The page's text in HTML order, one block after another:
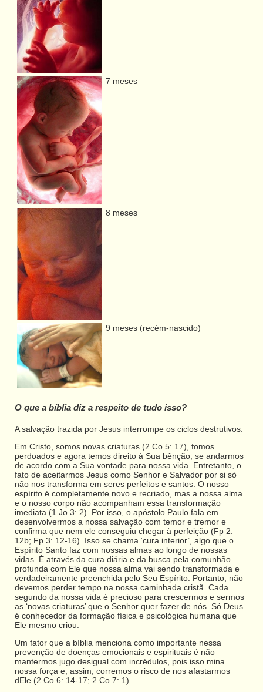
7 meses
8 meses
9 meses (recém-nascido)
O que a bíblia diz a respeito de tudo isso?
A salvação trazida por Jesus interrompe os ciclos destrutivos.
Em Cristo, somos novas criaturas (2 Co 5: 17), fomos
perdoados e agora temos direito à Sua bênção, se andarmos
de acordo com a Sua vontade para nossa vida. Entretanto, o
fato de aceitarmos Jesus como Senhor e Salvador por si só
não nos transforma em seres perfeitos e santos. O nosso
espírito é completamente novo e recriado, mas a nossa alma
e o nosso corpo não acompanham essa transformação
imediata (1 Jo 3: 2). Por isso, o apóstolo Paulo fala em
desenvolvermos a nossa salvação com temor e tremor e
confirma que nem ele conseguiu chegar à perfeição (Fp 2:
12b; Fp 3: 12-16). Isso se chama ‘cura interior’, algo que o
Espírito Santo faz com nossas almas ao longo de nossas
vidas. É através da cura diária e da busca pela comunhão
profunda com Ele que nossa alma vai sendo transformada e
verdadeiramente preenchida pelo Seu Espírito. Portanto, não
devemos perder tempo na nossa caminhada cristã. Cada
segundo da nossa vida é precioso para crescermos e sermos
as ‘novas criaturas’ que o Senhor quer fazer de nós. Só Deus
é conhecedor da formação física e psicológica humana que
Ele mesmo criou.
Um fator que a bíblia menciona como importante nessa
prevenção de doenças emocionais e espirituais é não
mantermos jugo desigual com incrédulos, pois isso mina
nossa força e, assim, corremos o risco de nos afastarmos
dEle (2 Co 6: 14-17; 2 Co 7: 1).